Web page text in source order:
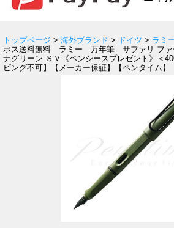
トップページ > 海外ブランド > ドイツ > ラミ
ポス送料無料 ラミー 万年筆 サファリ フ
ナグリーン ＳＶ《ペンシースプレゼント》＜
ピング不可】【メーカー保証】【ペンタイム】